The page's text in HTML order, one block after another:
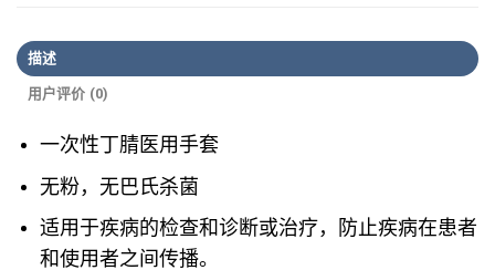
描述
用户评价 (0)
一次性丁腈医用手套
无粉，无巴氏杀菌
适用于疾病的检查和诊断或治疗，防止疾病在患者
和使用者之间传播。